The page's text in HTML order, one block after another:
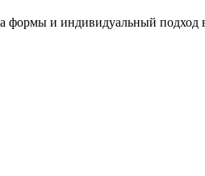
и индивидуальный подход